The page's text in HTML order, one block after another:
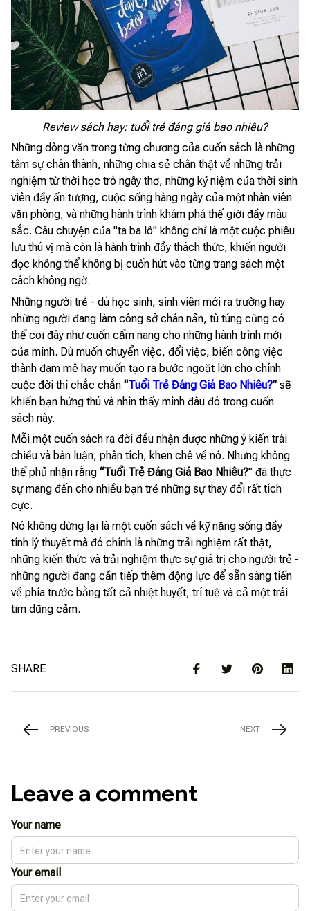
Review sách hay: tuổi trẻ đáng giá bao nhiêu?
Những dòng văn trong từng chương của cuốn sách là những
tâm sự chân thành, những chia sẻ chân thật về những trải
nghiệm từ thời học trò ngây thơ, những kỷ niệm của thời sinh
viên đầy ấn tượng, cuộc sống hàng ngày của một nhân viên
văn phòng, và những hành trình khám phá thế giới đầy màu
sắc. Câu chuyện của "ta ba lô" không chỉ là một cuộc phiêu
lưu thú vị mà còn là hành trình đầy thách thức, khiến người
đọc không thể không bị cuốn hút vào từng trang sách một
cách không ngờ.
Những người trẻ - dù học sinh, sinh viên mới ra trường hay
những người đang làm công sở chán nản, tù túng cũng có
thể coi đây như cuốn cẩm nang cho những hành trình mới
của mình. Dù muốn chuyển việc, đổi việc, biến công việc
thành đam mê hay muốn tạo ra bước ngoặt lớn cho chính
cuộc đời thì chắc chắn “Tuổi Trẻ Đáng Giá Bao Nhiêu?” sẽ
khiến bạn hứng thú và nhìn thấy mình đâu đó trong cuốn
sách này.
Mỗi một cuốn sách ra đời đều nhận được những ý kiến trái
chiều và bàn luận, phân tích, khen chê về nó. Nhưng không
thể phủ nhận rằng “Tuổi Trẻ Đáng Giá Bao Nhiêu?” đã thực
sự mang đến cho nhiều bạn trẻ những sự thay đổi rất tích
cực.
Nó không dừng lại là một cuốn sách về kỹ năng sống đầy
tính lý thuyết mà đó chính là những trải nghiệm rất thật,
những kiến thức và trải nghiệm thực sự giá trị cho người trẻ -
những người đang cần tiếp thêm động lực để sẵn sàng tiến
về phía trước bằng tất cả nhiệt huyết, trí tuệ và cả một trái
tim dũng cảm.
SHARE
PREVIOUS NEXT
Leave a comment
Your name
Your email